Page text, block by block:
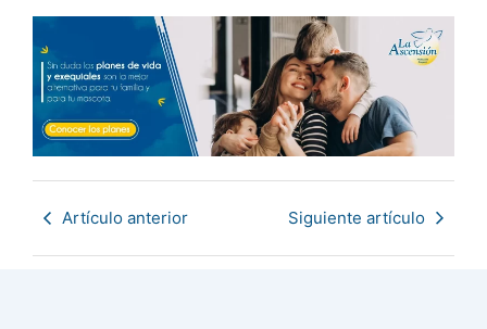
Artículo anterior Siguiente artículo